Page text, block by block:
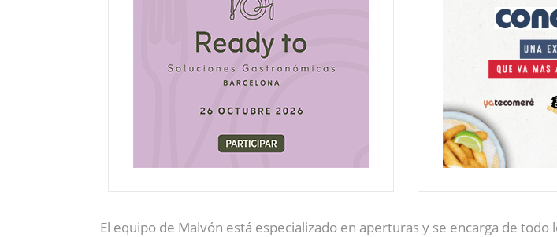
El equipo de Malvón está especializado en aperturas y se encarga de